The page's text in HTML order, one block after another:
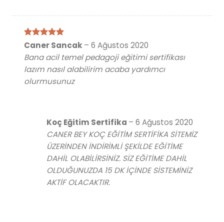
5 üzerinden
Caner Sancak – 6 Ağustos 2020
Bana acil temel pedagoji eğitimi sertifikası
lazım nasıl alabilirim acaba yardımcı
olurmusunuz
Koç Eğitim Sertifika – 6 Ağustos 2020
CANER BEY KOÇ EĞİTİM SERTİFİKA SİTEMİZ
ÜZERİNDEN İNDİRİMLİ ŞEKİLDE EĞİTİME
DAHİL OLABİLİRSİNİZ. SİZ EĞİTİME DAHİL
OLDUĞUNUZDA 15 DK İÇİNDE SİSTEMİNİZ
AKTİF OLACAKTIR.